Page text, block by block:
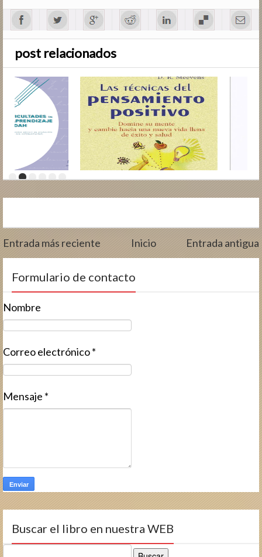
post relacionados
Entrada más reciente Inicio Entrada antigua
Formulario de contacto
Nombre
Correo electrónico*
Mensaje *
Buscar el libro en nuestra WEB